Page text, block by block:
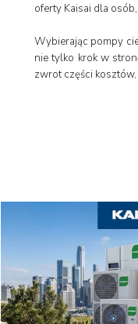
oferty Kaisai dla
Wybierając pompy
nie tylko krok w
zwrot części